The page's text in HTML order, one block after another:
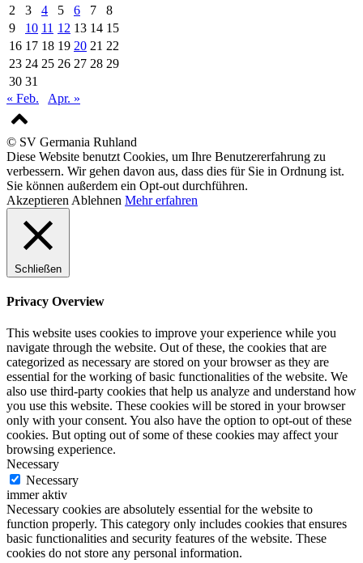
2
3 4 5 6 7
8
9
10 11 12 13 14 15
16 17 18 19 20 21 22
23 24 25 26 27 28 29
30 31
« Feb.
Apr. »
© SV Germania Ruhland
Diese Website benutzt Cookies, um Ihre Benutzererfahrung zu
verbessern. Wir gehen davon aus, dass dies für Sie in Ordnung ist.
Sie können außerdem ein Opt-out durchführen.
Akzeptieren Ablehnen Mehr erfahren
Schließen
Privacy Overview
This website uses cookies to improve your experience while you
navigate through the website. Out of these, the cookies that are
categorized as necessary are stored on your browser as they are
essential for the working of basic functionalities of the website. We
also use third-party cookies that help us analyze and understand how
you use this website. These cookies will be stored in your browser
only with your consent. You also have the option to opt-out of these
cookies. But opting out of some of these cookies may affect your
browsing experience.
Necessary
Necessary
immer aktiv
Necessary cookies are absolutely essential for the website to
function properly. This category only includes cookies that ensures
basic functionalities and security features of the website. These
cookies do not store any personal information.